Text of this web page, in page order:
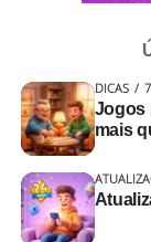
DICAS
Jogos
mais